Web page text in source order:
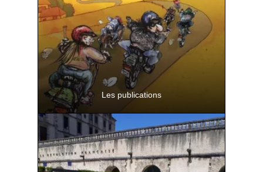
Les publications
Retrouvez toutes les publications
téléchargeables des 4 saisons de
Paysage>Paysages